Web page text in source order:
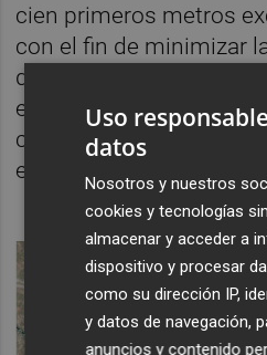
cien primeros metros
con el fin de minimizar
del corredor
el acceso del puerto
convencional, y la
electrificación y las
Uso
datos
Nosotros y nuestros
cookies y tecnologías
almacenar y acceder a
dispositivo y procesar
como su dirección IP,
y datos de navegación,
anuncios y contenido